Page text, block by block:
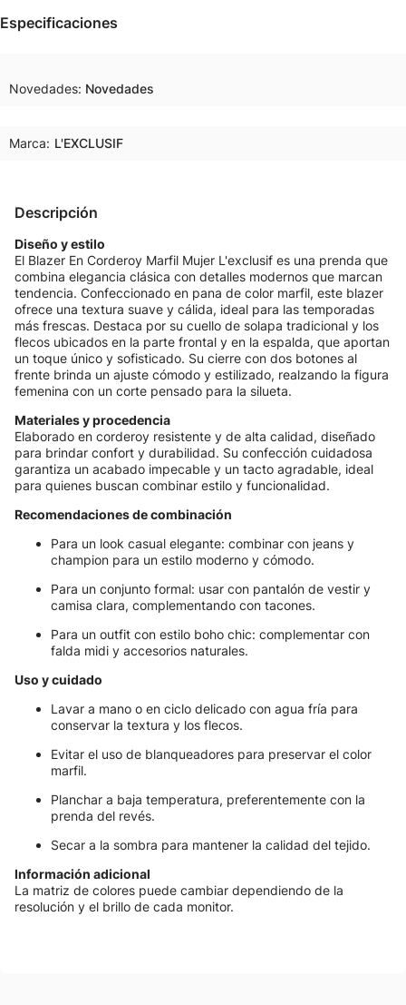
Especificaciones
Novedades Novedades
Marca: L'EXCLUSIF
Descripción
Diseño y estilo
El Blazer En Corderoy Marfil Mujer L'exclusif es una prenda que
combina elegancia clásica con detalles modernos que marcan
tendencia. Confeccionado en pana de color marfil, este blazer
ofrece una textura suave y cálida, ideal para las temporadas
más frescas. Destaca por su cuello de solapa tradicional y los
flecos ubicados en la parte frontal y en la espalda, que aportan
un toque único y sofisticado. Su cierre con dos botones al
frente brinda un ajuste cómodo y estilizado, realzando la figura
femenina con un corte pensado para la silueta.
Materiales y procedencia
Elaborado en corderoy resistente y de alta calidad, diseñado
para brindar confort y durabilidad. Su confección cuidadosa
garantiza un acabado impecable y un tacto agradable, ideal
para quienes buscan combinar estilo y funcionalidad.
Recomendaciones de combinación
Para un look casual elegante: combinar con jeans y
champion para un estilo moderno y cómodo.
Para un conjunto formal: usar con pantalón de vestir y
camisa clara, complementando con tacones.
Para un outfit con estilo boho chic: complementar con
falda midi y accesorios naturales.
Uso y cuidado
Lavar a mano o en ciclo delicado con agua fría para
conservar la textura y los flecos.
Evitar el uso de blanqueadores para preservar el color
marfil.
Planchar a baja temperatura, preferentemente con la
prenda del revés.
Secar a la sombra para mantener la calidad del tejido.
Información adicional
La matriz de colores puede cambiar dependiendo de la
resolución y el brillo de cada monitor.